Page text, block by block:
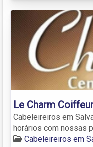
Le Charm
Cabeleireiros em
horários com nossas
Cabeleireiros em